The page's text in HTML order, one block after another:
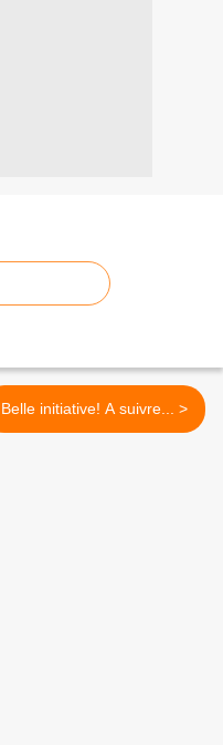
Belle initiative! A suivre... >